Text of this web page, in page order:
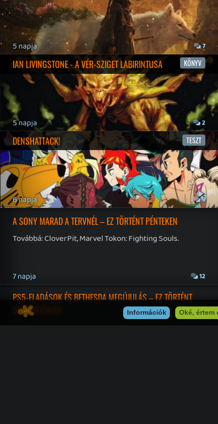
Hírek | Cikkek | Podcastok Blogok
|
Gaming Fórum
| Offtopic Fórum
RSS | Blog RSS Podcast RSS
Instagram
| Youtube | Facebook
Twitter | Patreon